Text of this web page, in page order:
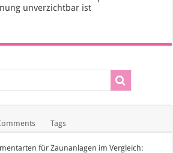
unverzichtbar ist
Tags
für Zaunanlagen im Vergleich: